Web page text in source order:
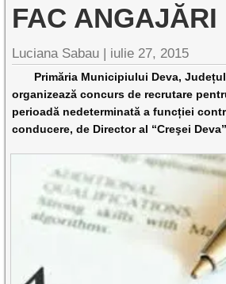
FAC ANGAJĂRI
Luciana Sabau | iulie 27, 2015
Primăria Municipiului Deva, Județul
organizează concurs de recrutare
perioadă nedeterminată a funcției
conducere, de Director al “Creşei